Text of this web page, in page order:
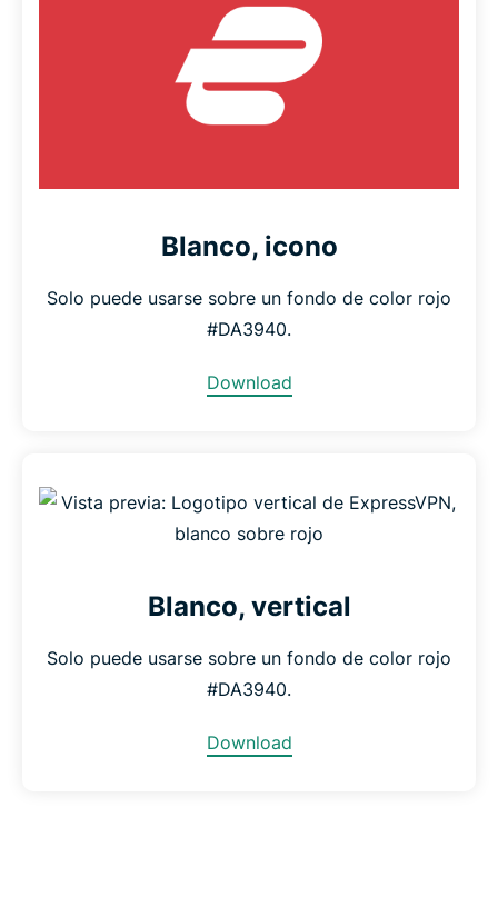
Blanco, icono
Solo puede usarse sobre un fondo de color rojo
#DA3940.
Download
Blanco, vertical
Solo puede usarse sobre un fondo de color rojo
#DA3940.
Download